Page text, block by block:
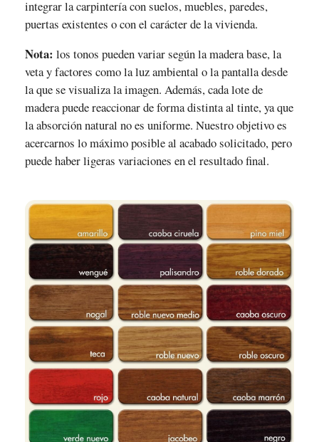
integrar la carpintería con suelos, muebles, paredes,
puertas existentes o con el carácter de la vivienda.
Nota: los tonos pueden variar según la madera base, la
veta y factores como la luz ambiental o la pantalla desde
la que se visualiza la imagen. Además, cada lote de
madera puede reaccionar de forma distinta al tinte, ya que
la absorción natural no es uniforme. Nuestro objetivo es
acercarnos lo máximo posible al acabado solicitado, pero
puede haber ligeras variaciones en el resultado final.